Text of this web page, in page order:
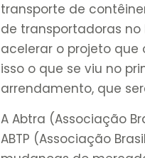
transporte de
de transportadoras no
acelerar o projeto que
isso o que se viu no
arrendamento, que
A Abtra (Associação
ABTP (Associação